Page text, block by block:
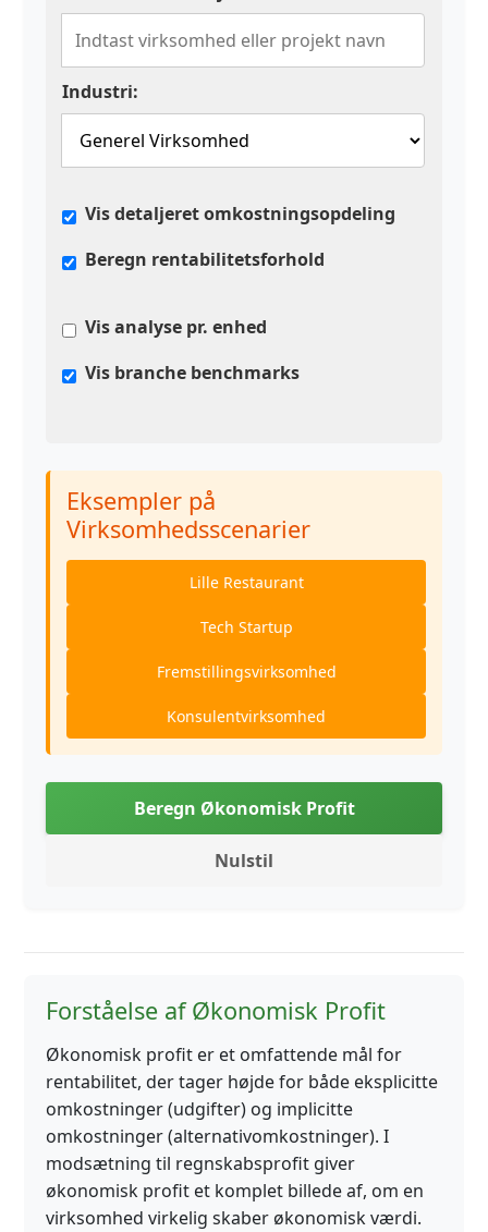
Industri:
Vis detaljeret omkostningsopdeling
Beregn rentabilitetsforhold
Vis analyse pr. enhed
Vis branche benchmarks
Eksempler på
Virksomhedsscenarier
Lille Restaurant
Tech Startup
Fremstillingsvirksomhed
Konsulentvirksomhed
Beregn Økonomisk Profit
Nulstil
Forståelse af Økonomisk Profit
Økonomisk profit er et omfattende mål for
rentabilitet, der tager højde for både eksplicitte
omkostninger (udgifter) og implicitte
omkostninger (alternativomkostninger). I
modsætning til regnskabsprofit giver
økonomisk profit et komplet billede af, om en
virksomhed virkelig skaber økonomisk værdi.